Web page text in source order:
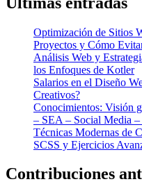
Optimización de Sitios
Proyectos y Cómo
Análisis Web y
los Enfoques de Kotler
Salarios en el Diseño
Creativos?
Conocimientos: Visión
– SEA – Social Media
Técnicas Modernas de
SCSS y Ejercicios
Contribuciones